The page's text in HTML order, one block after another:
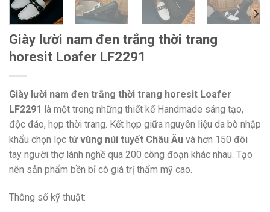
Giày lười nam đen trắng thời trang
horesit Loafer LF2291
Giày lười nam đen trắng thời trang horesit Loafer
LF2291 l à một trong những thiết kế Handmade sáng tạo,
độc đáo, hợp thời trang. Kết hợp giữa nguyên liệu da bò nhập
khẩu chọn lọc từ vùng núi tuyết Châu Âu và hơn 150 đôi
tay người thợ lành nghề qua 200 công đoạn khác nhau. Tạo
nên sản phẩm bền bỉ có giá trị thẩm mỹ cao.
Thông số kỹ thuật: